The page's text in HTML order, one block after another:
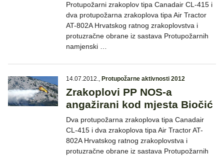
Protupožarni zrakoplov tipa Canadair CL-415 i
dva protupožarna zrakoplova tipa Air Tractor
AT-802A Hrvatskog ratnog zrakoplovstva i
protuzračne obrane iz sastava Protupožarnih
namjenski …
14.07.2012., Protupožarne aktivnosti 2012
Zrakoplovi PP NOS-a
angažirani kod mjesta Biočić
Dva protupožarna zrakoplova tipa Canadair
CL-415 i dva zrakoplova tipa Air Tractor AT-
802A Hrvatskog ratnog zrakoplovstva i
protuzračne obrane iz sastava Protupožarnih